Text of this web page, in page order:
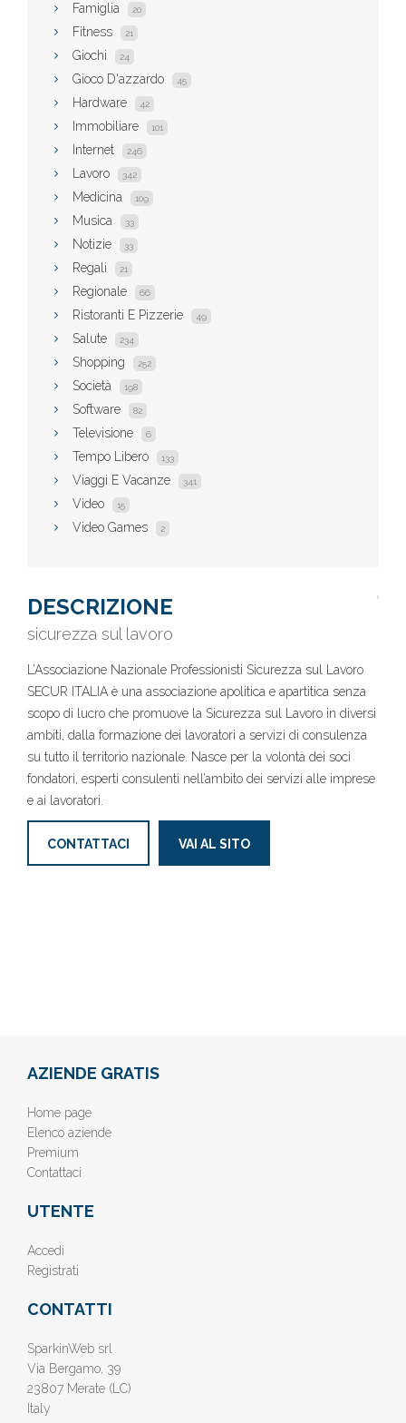
Famiglia 20
Fitness 21
Giochi 24
Gioco D'azzardo 45
Hardware 42
Immobiliare 101
Internet 246
Lavoro 342
Medicina 109
Musica 33
Notizie 33
Regali 21
Regionale 66
Ristoranti E Pizzerie 49
Salute 234
Shopping 252
Società 198
Software 82
Televisione 6
Tempo Libero 133
Viaggi E Vacanze 341
Video 15
Video Games 2
DESCRIZIONE
sicurezza sul lavoro
L’Associazione Nazionale Professionisti Sicurezza sul Lavoro
SECUR ITALIA è una associazione apolitica e apartitica senza
scopo di lucro che promuove la Sicurezza sul Lavoro in diversi
ambiti, dalla formazione dei lavoratori a servizi di consulenza
su tutto il territorio nazionale. Nasce per la volontà dei soci
fondatori, esperti consulenti nell’ambito dei servizi alle imprese
e ai lavoratori.
CONTATTACI VAI AL SITO
AZIENDE GRATIS
Home page
Elenco aziende
Premium
Contattaci
UTENTE
Accedi
Registrati
CONTATTI
SparkinWeb srl
Via Bergamo, 39
23807 Merate (LC)
Italy